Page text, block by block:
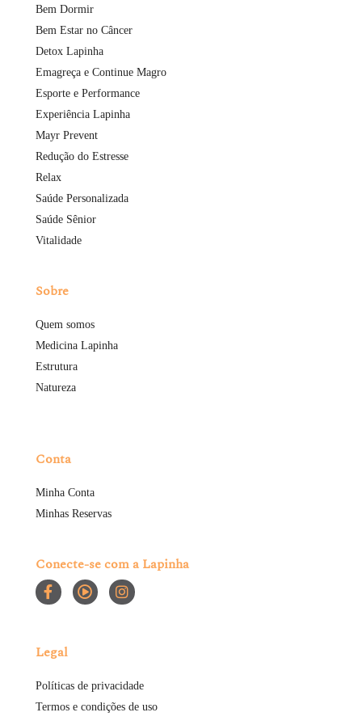
Bem Dormir
Bem Estar no Câncer
Detox Lapinha
Emagreça e Continue Magro
Esporte e Performance
Experiência Lapinha
Mayr Prevent
Redução do Estresse
Relax
Saúde Personalizada
Saúde Sênior
Vitalidade
Sobre
Quem somos
Medicina Lapinha
Estrutura
Natureza
Conta
Minha Conta
Minhas Reservas
Conecte-se com a Lapinha
Legal
Políticas de privacidade
Termos e condições de uso